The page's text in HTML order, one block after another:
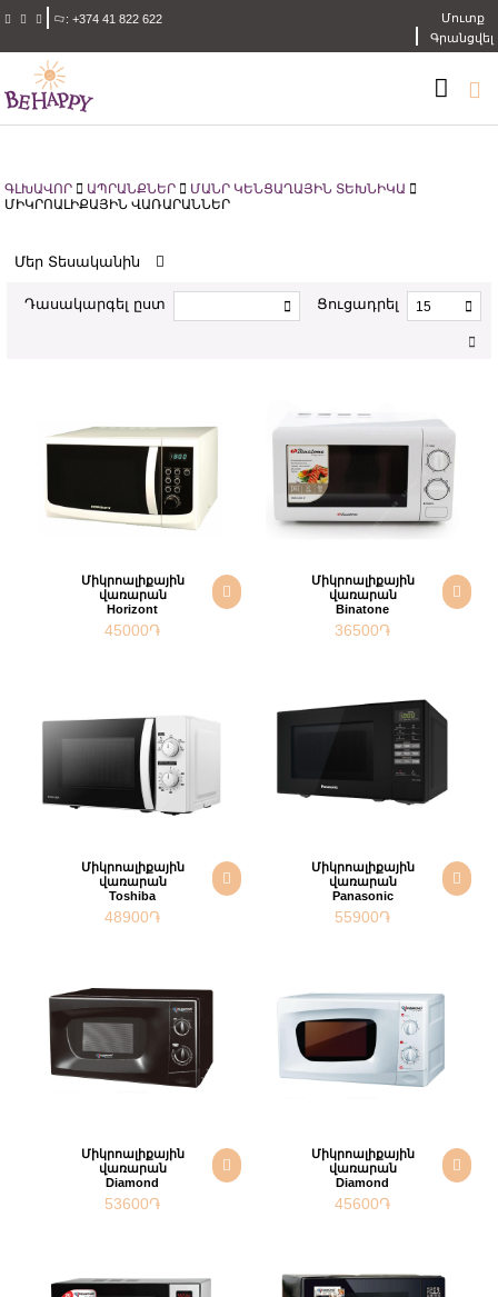
:+374 41 822 622
Մուտք
Գրանցվել
ԳԼԽԱՎՈՐ ԱՊՐԱՆՔՆԵՐ
ՄԱՆՐ ԿԵՆՑԱՂԱՅԻՆ ՏԵԽՆԻԿԱ
ՄԻԿՐՈԱԼԻՔԱՅԻՆ ՎԱՌԱՐԱՆՆԵՐ
Մեր Տեսականին
Դասակարգել ըստ Ցուցադրել 15
Միկրոալիքային
վառարան
Horizont
45000֏
Միկրոալիքային
վառարան
Binatone
36500֏
Միկրոալիքային
վառարան
Toshiba
48900֏
Միկրոալիքային
վառարան
Panasonic
55900֏
Միկրոալիքային
վառարան
Diamond
53600֏
Միկրոալիքային
վառարան
Diamond
45600֏